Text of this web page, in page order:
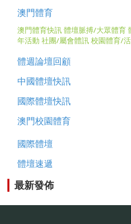
澳門體育
澳門體育快訊 體壇脈搏/大眾體育
年活動 社團/屬會體訊 校園體育/
體週論壇回顧
中國體壇快訊
國際體壇快訊
澳門校園體育
國際體壇
體壇速遞
最新發佈